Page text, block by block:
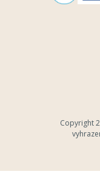
Copyright